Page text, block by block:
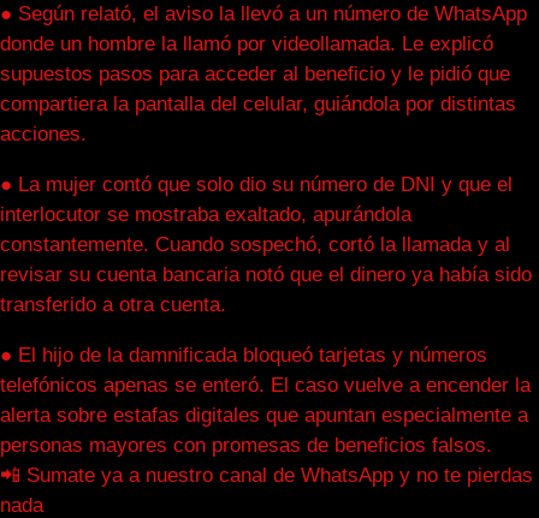
● Según relató, el aviso la llevó a un número de WhatsApp
donde un hombre la llamó por videollamada. Le explicó
supuestos pasos para acceder al beneficio y le pidió que
compartiera la pantalla del celular, guiándola por distintas
acciones.
● La mujer contó que solo dio su número de DNI y que el
interlocutor se mostraba exaltado, apurándola
constantemente. Cuando sospechó, cortó la llamada y al
revisar su cuenta bancaria notó que el dinero ya había sido
transferido a otra cuenta.
● El hijo de la damnificada bloqueó tarjetas y números
telefónicos apenas se enteró. El caso vuelve a encender la
alerta sobre estafas digitales que apuntan especialmente a
personas mayores con promesas de beneficios falsos.
📲 Sumate ya a nuestro canal de WhatsApp y no te pierdas
nada